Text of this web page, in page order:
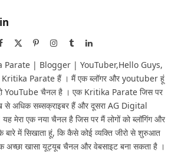
Facebook PinterestInstagram
TumblrLinkedIn
Parate | Blogger | YouTuber,Hello Guys,
Kritika Parate हैं । मैं एक ब्लॉगर और youtuber हूं
YouTube चैनल है । एक Kritika Parate जिस पर
से अधिक सब्सक्राइबर हैं और दूसरा AG Digital
मेरा एक नया चैनल है जिस पर मैं लोगों को ब्लॉगिंग और
बारे में सिखाता हूं, कि कैसे कोई व्यक्ति जीरो से शुरुआत
अच्छा खासा यूट्यूब चैनल और वेबसाइट बना सकता है ।